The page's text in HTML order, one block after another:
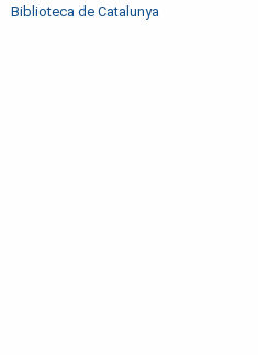
Biblioteca de Catalunya